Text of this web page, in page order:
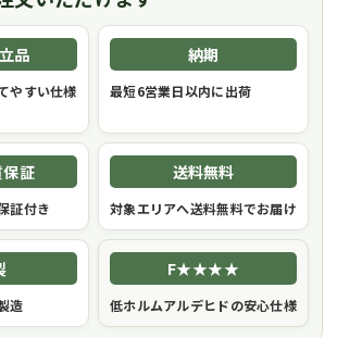
品
やすい仕様
納期
最短6営業日以内に出荷
証
証付き
送料無料
対象エリアへ送料無料でお届け
造
F★★★★
低ホルムアルデヒドの安心仕様